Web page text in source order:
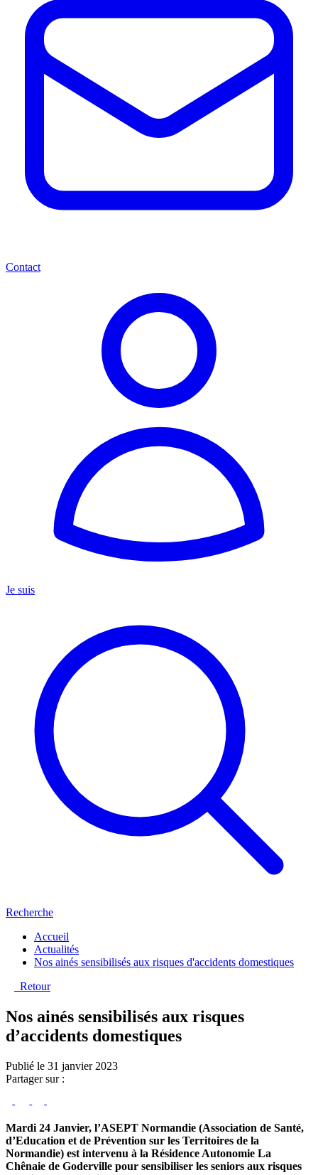
Contact
Je suis
Recherche
Accueil
Actualités
Nos ainés sensibilisés aux risques d'accidents domestiques
Retour
Nos ainés sensibilisés aux risques
d’accidents domestiques
Publié le 31 janvier 2023
Partager sur :
Mardi 24 Janvier, l’ASEPT Normandie (Association de Santé,
d’Education et de Prévention sur les Territoires de la
Normandie) est intervenu à la Résidence Autonomie La
Chênaie de Goderville pour sensibiliser les seniors aux risques